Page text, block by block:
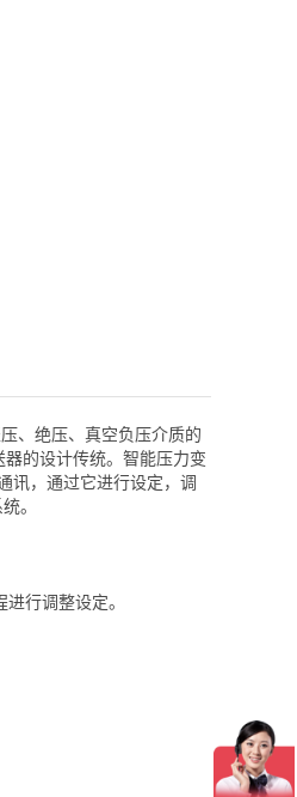
、绝压、真空负压介质的
的设计传统。智能压力变
讯，通过它进行设定，调
。
行调整设定。